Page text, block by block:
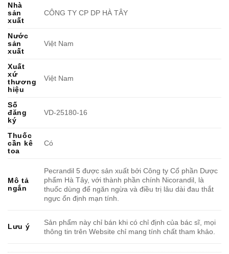
Nhà
sản
xuất
CÔNG TY CP DP HÀ TÂY
Nước
sản
xuất
Việt Nam
Xuất
xứ
thương
hiệu
Việt Nam
Số
đăng
ký
VD-25180-16
Thuốc
cần kê
toa
Có
Mô tả
ngắn
Pecrandil 5 được sản xuất bởi Công ty Cổ phần Dược
phẩm Hà Tây, với thành phần chính Nicorandil, là
thuốc dùng để ngăn ngừa và điều trị lâu dài đau thắt
ngực ổn định mạn tính.
Lưu ý
Sản phẩm này chỉ bán khi có chỉ định của bác sĩ, mọi
thông tin trên Website chỉ mang tính chất tham khảo.